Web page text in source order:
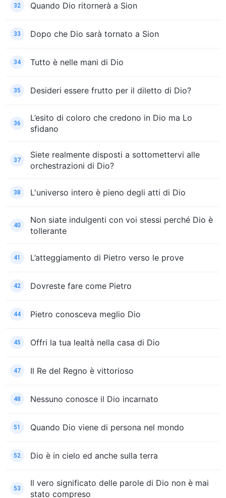
32 Quando Dio ritornerà a Sion
33 Dopo che Dio sarà tornato a Sion
34 Tutto è nelle mani di Dio
35 Desideri essere frutto per il diletto di Dio?
36
L’esito di coloro che credono in Dio ma Lo
sfidano
37
Siete realmente disposti a sottomettervi alle
orchestrazioni di Dio?
38 L'universo intero è pieno degli atti di Dio
40
Non siate indulgenti con voi stessi perché Dio è
tollerante
41 L’atteggiamento di Pietro verso le prove
42 Dovreste fare come Pietro
44 Pietro conosceva meglio Dio
45 Offri la tua lealtà nella casa di Dio
47 Il Re del Regno è vittorioso
48 Nessuno conosce il Dio incarnato
51 Quando Dio viene di persona nel mondo
52 Dio è in cielo ed anche sulla terra
53
Il vero significato delle parole di Dio non è mai
stato compreso